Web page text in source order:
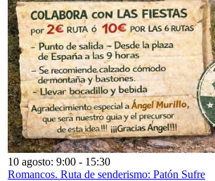
10 agosto: 9:00 - 15:30
Romancos. Ruta de senderismo: Patón Sufre